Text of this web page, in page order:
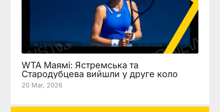
WTA Маямі: Ястремська та
Стародубцева вийшли у друге коло
20 Mar, 2026